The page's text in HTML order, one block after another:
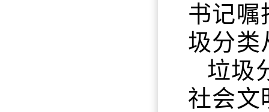
书记嘱
圾分类
垃圾
社会文